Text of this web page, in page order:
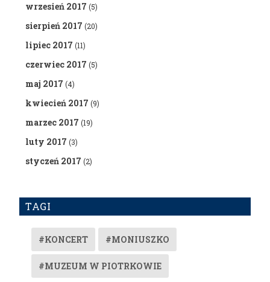
wrzesień 2017 (5)
sierpień 2017 (20)
lipiec 2017 (11)
czerwiec 2017 (5)
maj 2017 (4)
kwiecień 2017 (9)
marzec 2017 (19)
luty 2017 (3)
styczeń 2017 (2)
TAGI
#KONCERT #MONIUSZKO
#MUZEUM W PIOTRKOWIE